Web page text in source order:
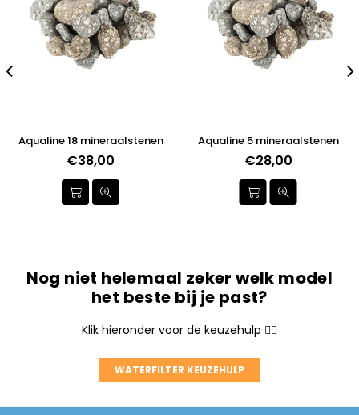
Aqualine 18 mineraalstenen
Normale
prijs
€38,00
Aqualine 5 mineraalstenen
Normale
prijs
€28,00
Nog niet helemaal zeker welk model
het beste bij je past?
Klik hieronder voor de keuzehulp 👇🏼
WATERFILTER KEUZEHULP